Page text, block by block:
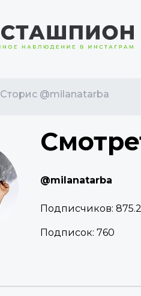
Сторис @milanatarba
@milanatarba
Подписчиков:
Подписок: 760